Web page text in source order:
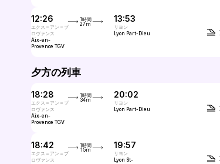
12:26
エクス＝アン＝プ
ロヴァンス
Aix-en-
Provence TGV
1時間
27m
13:53
リヨン
Lyon Part-Dieu
夕方の列車
18:28
エクス＝アン＝プ
ロヴァンス
Aix-en-
Provence TGV
1時間
34m
20:02
リヨン
Lyon Part-Dieu
18:42
エクス＝アン＝プ
ロヴァンス
1時間
15m
19:57
リヨン
Lyon St-